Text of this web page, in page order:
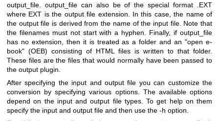
output_file. output_file can also be of the special format .EXT
where EXT is the output file extension. In this case, the name of
the output file is derived from the name of the input file. Note that
the filenames must not start with a hyphen. Finally, if output_file
has no extension, then it is treated as a folder and an "open e-
book" (OEB) consisting of HTML files is written to that folder.
These files are the files that would normally have been passed to
the output plugin.
After specifying the input and output file you can customize the
conversion by specifying various options. The available options
depend on the input and output file types. To get help on them
specify the input and output file and then use the -h option.